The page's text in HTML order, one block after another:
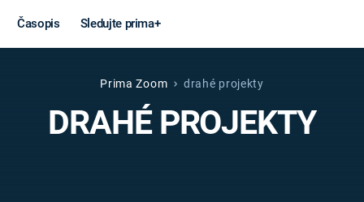
Časopis Sledujte prima+
Věda a
technika
Války
Prima Zoom drahé projekty
DRAHÉ PROJEKTY